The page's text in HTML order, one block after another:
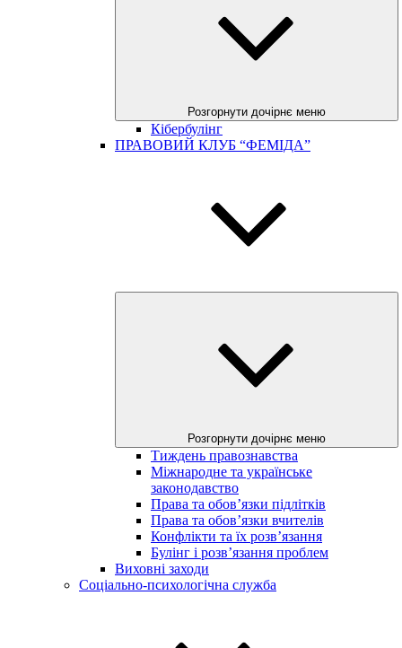
Розгорнути дочірнє меню
Кібербулінг
ПРАВОВИЙ КЛУБ “ФЕМІДА”
Розгорнути дочірнє меню
Тиждень правознавства
Міжнародне та українське
законодавство
Права та обов’язки підлітків
Права та обов’язки вчителів
Конфлікти та їх розв’язання
Булінг і розв’язання проблем
Виховні заходи
Соціально-психологічна служба